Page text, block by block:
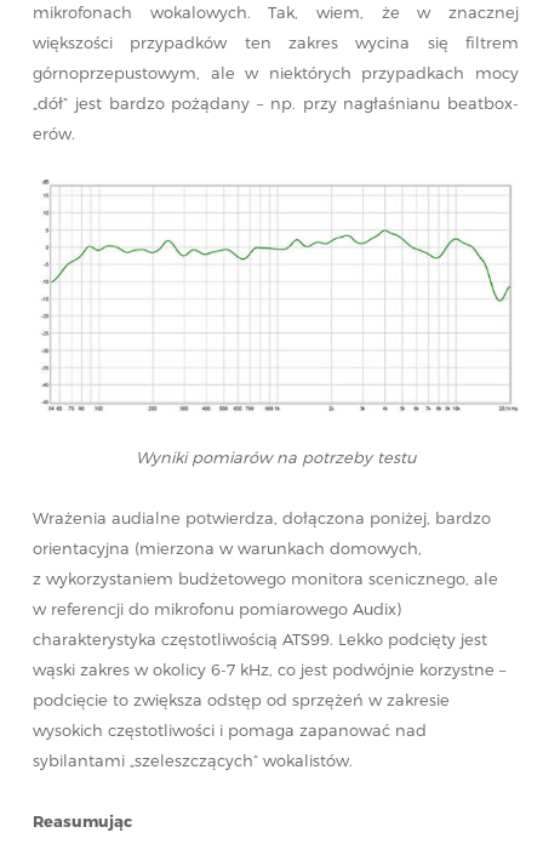
mikrofonach wokalowych. Tak, wiem, że w znacznej
większości przypadków ten zakres wycina się filtrem
górnoprzepustowym, ale w niektórych przypadkach mocy
„dół” jest bardzo pożądany – np. przy nagłaśnianu beatbox-
erów.
Wyniki pomiarów na potrzeby testu
Wrażenia audialne potwierdza, dołączona poniżej, bardzo
orientacyjna (mierzona w warunkach domowych,
z wykorzystaniem budżetowego monitora scenicznego, ale
w referencji do mikrofonu pomiarowego Audix)
charakterystyka częstotliwością ATS99. Lekko podcięty jest
wąski zakres w okolicy 6-7 kHz, co jest podwójnie korzystne –
podcięcie to zwiększa odstęp od sprzężeń w zakresie
wysokich częstotliwości i pomaga zapanować nad
sybilantami „szeleszczących” wokalistów.
Reasumując